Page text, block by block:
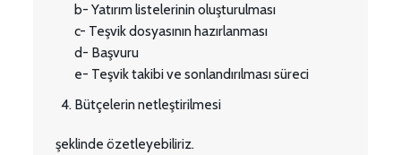
b- Yatırım listelerinin oluşturulması
c- Teşvik dosyasının hazırlanması
d- Başvuru
e- Teşvik takibi ve sonlandırılması süreci
Bütçelerin netleştirilmesi
şeklinde özetleyebiliriz.